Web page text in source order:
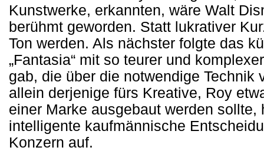
Kunstwerke, erkannten, wäre Walt
berühmt geworden. Statt lukrativer
Ton werden. Als nächster folgte das
„Fantasia“ mit so teurer und
gab, die über die notwendige Technik
allein derjenige fürs Kreative, Roy
einer Marke ausgebaut werden sollte,
intelligente kaufmännische
Konzern auf.